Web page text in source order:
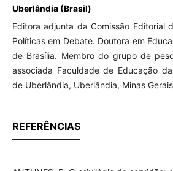
Uberlândia (Brasil)
Editora adjunta da Comissão Editorial
Políticas em Debate. Doutora em
de Brasília. Membro do grupo de
associada Faculdade de Educação
de Uberlândia, Uberlândia, Minas
REFERÊNCIAS